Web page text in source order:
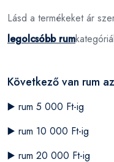
Lásd a termékeket ár
legolcsóbb rum
Következő van rum
▶️ rum 5 000 Ft-ig
▶️ rum 10 000 Ft-ig
▶️ rum 20 000 Ft-ig